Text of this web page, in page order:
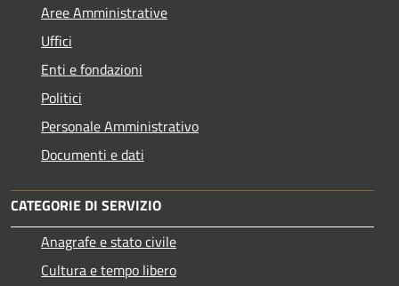
Aree Amministrative
Uffici
Enti e fondazioni
Politici
Personale Amministrativo
Documenti e dati
CATEGORIE DI SERVIZIO
Anagrafe e stato civile
Cultura e tempo libero